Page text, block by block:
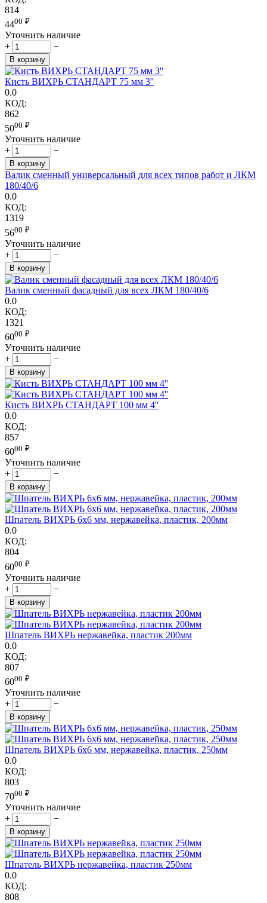
814
4400 ₽
Уточнить наличие
+
−
В корзину
Кисть ВИХРЬ СТАНДАРТ 75 мм 3''
0.0
КОД:
862
5000 ₽
Уточнить наличие
+
−
В корзину
Валик сменный универсальный для всех типов работ и ЛКМ
180/40/6
0.0
КОД:
1319
5600 ₽
Уточнить наличие
+
−
В корзину
Валик сменный фасадный для всех ЛКМ 180/40/6
0.0
КОД:
1321
6000 ₽
Уточнить наличие
+
−
В корзину
Кисть ВИХРЬ СТАНДАРТ 100 мм 4''
0.0
КОД:
857
6000 ₽
Уточнить наличие
+
−
В корзину
Шпатель ВИХРЬ 6х6 мм, нержавейка, пластик, 200мм
0.0
КОД:
804
6000 ₽
Уточнить наличие
+
−
В корзину
Шпатель ВИХРЬ нержавейка, пластик 200мм
0.0
КОД:
807
6000 ₽
Уточнить наличие
+
−
В корзину
Шпатель ВИХРЬ 6х6 мм, нержавейка, пластик, 250мм
0.0
КОД:
803
7000 ₽
Уточнить наличие
+
−
В корзину
Шпатель ВИХРЬ нержавейка, пластик 250мм
0.0
КОД:
808